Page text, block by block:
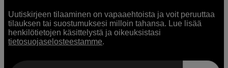
Uutiskirjeen tilaaminen on vapaaehtoista ja voit peruuttaa
tilauksen tai suostumuksesi milloin tahansa. Lue lisää
henkilötietojen käsittelystä ja oikeuksistasi
tietosuojaselosteestamme.